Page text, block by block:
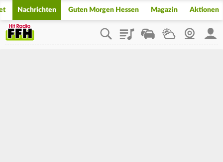
Nachrichten Guten Morgen Hessen Magazin Aktionen
PlaylistStaupilotWetterWebcam